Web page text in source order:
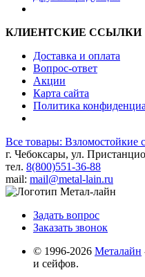
КЛИЕНТСКИЕ ССЫЛКИ
Доставка и оплата
Вопрос-ответ
Акции
Карта сайта
Политика
Все товары: Взломостойкие
г. Чебоксары, ул.
тел. 8(800)551-36-88
mail: mail@metal-lain.ru
Задать вопрос
Заказать звонок
© 1996-2026 Металайн
и сейфов.